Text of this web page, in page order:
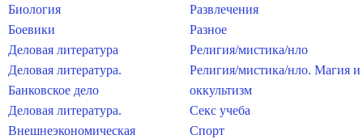
Биология
Боевики
Деловая литература
Деловая литература.
Банковское дело
Деловая литература.
Внешнеэкономическая
Развлечения
Разное
Религия/мистика/нло
Религия/мистика/нло. Магия и
оккультизм
Секс учеба
Спорт